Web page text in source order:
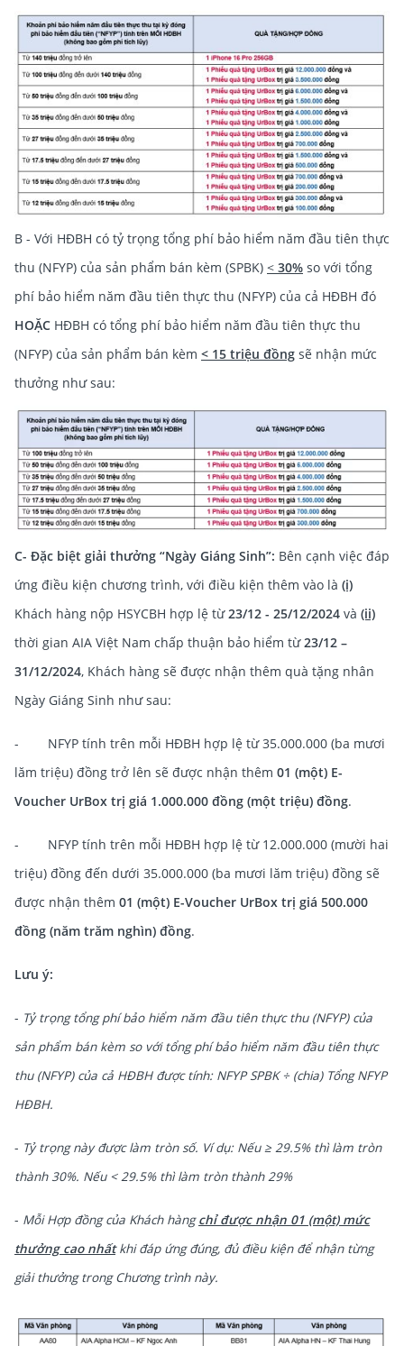
B - Với HĐBH có tỷ trọng tổng phí bảo hiểm năm đầu tiên thực
thu (NFYP) của sản phẩm bán kèm (SPBK) < 30% so với tổng
phí bảo hiểm năm đầu tiên thực thu (NFYP) của cả HĐBH đó
HOẶC HĐBH có tổng phí bảo hiểm năm đầu tiên thực thu
(NFYP) của sản phẩm bán kèm < 15 triệu đồng sẽ nhận mức
thưởng như sau:
C- Đặc biệt giải thưởng “Ngày Giáng Sinh”: Bên cạnh việc đáp
ứng điều kiện chương trình, với điều kiện thêm vào là (i)
Khách hàng nộp HSYCBH hợp lệ từ23/12 - 25/12/2024 và (ii)
thời gian AIA Việt Nam chấp thuận bảo hiểm từ23/12 –
31/12/2024, Khách hàng sẽ được nhận thêm quà tặng nhân
Ngày Giáng Sinh như sau:
- NFYP tính trên mỗi HĐBH hợp lệ từ 35.000.000 (ba mươi
lăm triệu) đồng trở lên sẽ được nhận thêm 01 (một) E-
Voucher UrBox trị giá 1.000.000 đồng (một triệu) đồng.
- NFYP tính trên mỗi HĐBH hợp lệ từ 12.000.000 (mười hai
triệu) đồng đến dưới 35.000.000 (ba mươi lăm triệu) đồng sẽ
được nhận thêm 01 (một) E-Voucher UrBox trị giá 500.000
đồng (năm trăm nghìn) đồng.
Lưu ý:
- Tỷ trọng tổng phí bảo hiểm năm đầu tiên thực thu (NFYP) của
sản phẩm bán kèm so với tổng phí bảo hiểm năm đầu tiên thực
thu (NFYP) của cả HĐBH được tính: NFYP SPBK ÷ (chia) Tổng NFYP
HĐBH.
- Tỷ trọng này được làm tròn số. Ví dụ: Nếu ≥ 29.5% thì làm tròn
thành 30%. Nếu < 29.5% thì làm tròn thành 29%
- Mỗi Hợp đồng của Khách hàngchỉ được nhận 01 (một) mức
thưởng cao nhấtkhi đáp ứng đúng, đủ điều kiện để nhận từng
giải thưởng trong Chương trình này.